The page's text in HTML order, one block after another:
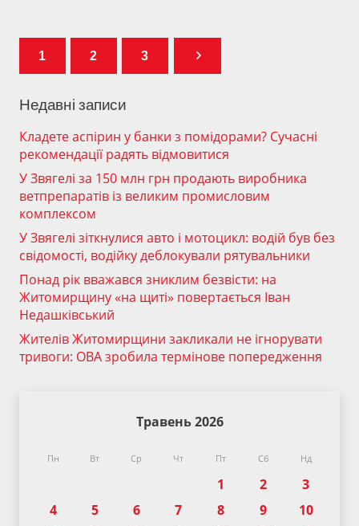
1 2 3
Недавні записи
Кладете аспірин у банки з помідорами? Сучасні
рекомендації радять відмовитися
У Звягелі за 150 млн грн продають виробника
ветпрепаратів із великим промисловим
комплексом
У Звягелі зіткнулися авто і мотоцикл: водій був без
свідомості, водійку деблокували рятувальники
Понад рік вважався зниклим безвісти: на
Житомирщину «на щиті» повертається Іван
Недашківський
Жителів Житомирщини закликали не ігнорувати
тривоги: ОВА зробила термінове попередження
Травень 2026
Пн Вт Ср Чт Пт Сб Нд
1 2
3
4
5 6 7 8 9
10